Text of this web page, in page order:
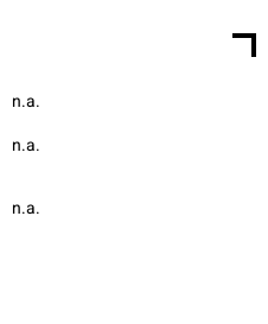
n.a.
n.a.
n.a.